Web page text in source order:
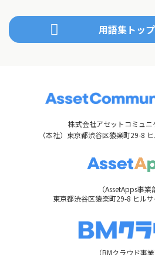
用語集トッ
株式会社アセットコミュ
（本社）東京都渋谷区猿楽町29-8
（AssetApps事業
東京都渋谷区猿楽町29-8 ヒル
（BMクラウド事業